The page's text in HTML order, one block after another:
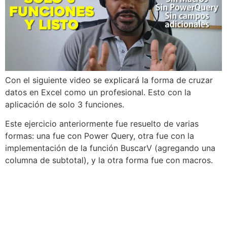
Con el siguiente video se explicará la forma de cruzar
datos en Excel como un profesional. Esto con la
aplicación de solo 3 funciones.
Este ejercicio anteriormente fue resuelto de varias
formas: una fue con Power Query, otra fue con la
implementación de la función BuscarV (agregando una
columna de subtotal), y la otra forma fue con macros.